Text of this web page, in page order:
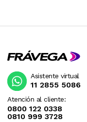
Atención al cliente:
0800 122 0338
0810 999 3728
Asistente virtual
11 2855 5086